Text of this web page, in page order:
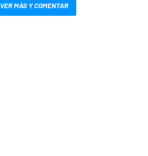
VER MÁS Y COMENTAR